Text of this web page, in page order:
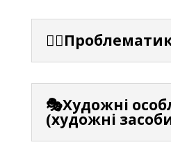
🎭Художні
(художні